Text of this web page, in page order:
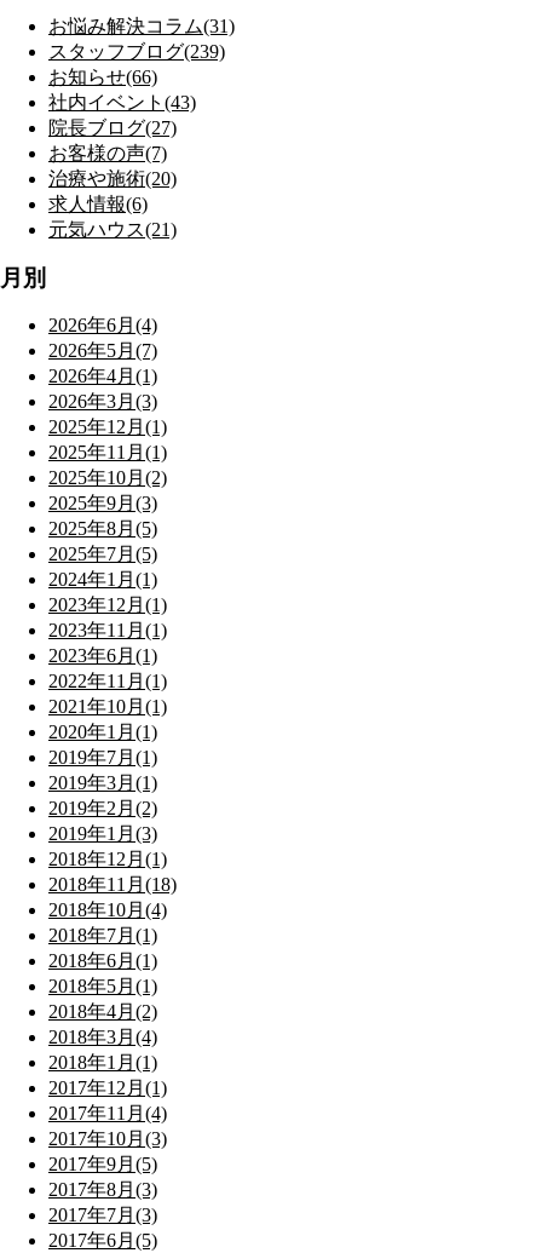
お悩み解決コラム(31)
スタッフブログ(239)
お知らせ(66)
社内イベント(43)
院長ブログ(27)
お客様の声(7)
治療や施術(20)
求人情報(6)
元気ハウス(21)
月別
2026年6月(4)
2026年5月(7)
2026年4月(1)
2026年3月(3)
2025年12月(1)
2025年11月(1)
2025年10月(2)
2025年9月(3)
2025年8月(5)
2025年7月(5)
2024年1月(1)
2023年12月(1)
2023年11月(1)
2023年6月(1)
2022年11月(1)
2021年10月(1)
2020年1月(1)
2019年7月(1)
2019年3月(1)
2019年2月(2)
2019年1月(3)
2018年12月(1)
2018年11月(18)
2018年10月(4)
2018年7月(1)
2018年6月(1)
2018年5月(1)
2018年4月(2)
2018年3月(4)
2018年1月(1)
2017年12月(1)
2017年11月(4)
2017年10月(3)
2017年9月(5)
2017年8月(3)
2017年7月(3)
2017年6月(5)